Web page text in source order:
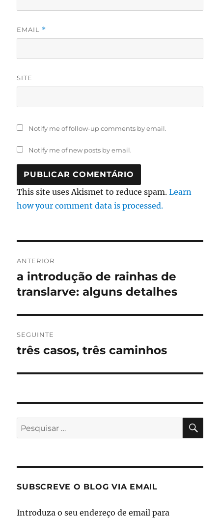
EMAIL *
SITE
Notify me of follow-up comments by email.
Notify me of new posts by email.
This site uses Akismet to reduce spam.Learn
how your comment data is processed.
de
artigos
ANTERIOR
Artigo
anterior:
a introdução de rainhas de
translarve: alguns detalhes
SEGUINTE
Artigo
três casos, três caminhos
Pesquisar
por:
SUBSCREVE O BLOG VIA EMAIL
Introduza o seu endereço de email para